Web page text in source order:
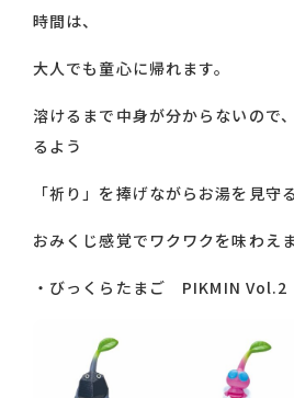
時間は、
大人でも童心に帰れます。
溶けるまで中身が分からないので
るよう
「祈り」を捧げながらお湯を見守
おみくじ感覚でワクワクを味わえ
・ びっくらたまご PIKMIN